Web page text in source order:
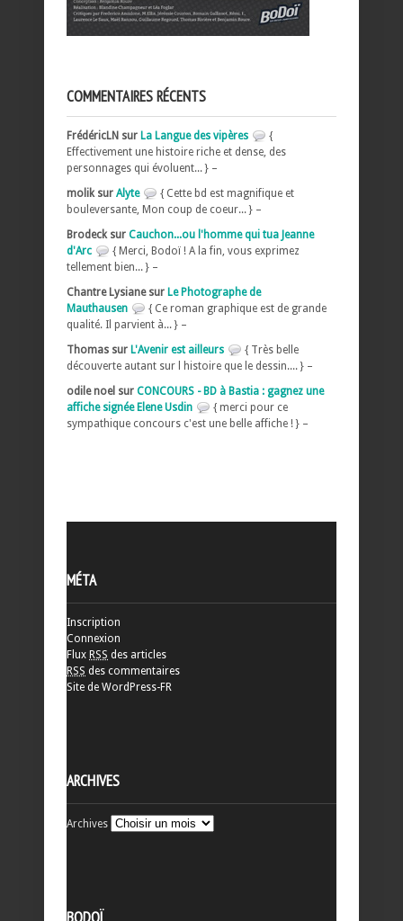
COMMENTAIRES RÉCENTS
FrédéricLN sur La Langue des vipères
{
Effectivement une histoire riche et dense, des
personnages qui évoluent... } –
molik sur Alyte
{ Cette bd est magnifique et
bouleversante, Mon coup de coeur... } –
Brodeck sur Cauchon...ou l'homme qui tua Jeanne
d'Arc
{ Merci, Bodoï ! A la fin, vous exprimez
tellement bien... } –
Chantre Lysiane sur Le Photographe de
Mauthausen
{ Ce roman graphique est de grande
qualité. Il parvient à... } –
Thomas sur L'Avenir est ailleurs
{ Très belle
découverte autant sur l histoire que le dessin.... } –
odile noel sur CONCOURS - BD à Bastia : gagnez une
affiche signée Elene Usdin
{ merci pour ce
sympathique concours c'est une belle affiche ! } –
MÉTA
Inscription
Connexion
Flux RSS des articles
RSS des commentaires
Site de WordPress-FR
ARCHIVES
Archives